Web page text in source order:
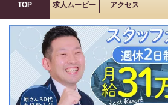
TOP 求人ムービー アクセス